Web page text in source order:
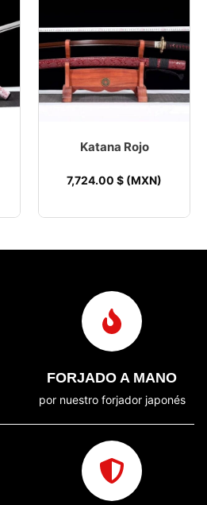
Katana Rojo
7,724.00 $ (MXN)
FORJADO A MANO
por nuestro forjador japonés